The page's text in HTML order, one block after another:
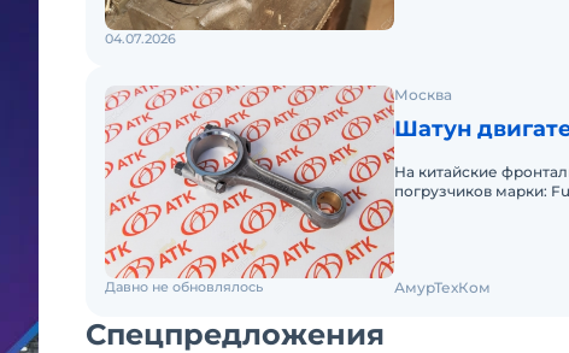
04.07.2026
Москва
Шатун
На китайские
погрузчиков марки:
Давно не обновлялось АмурТехКом
Спецпредложения